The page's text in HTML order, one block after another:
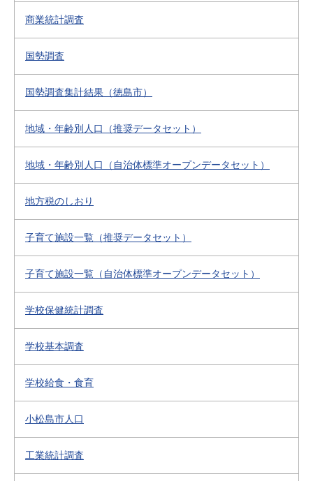
商業統計調査
国勢調査
国勢調査集計結果（徳島市）
地域・年齢別人口（推奨データセット）
地域・年齢別人口（自治体標準オープンデータセット）
地方税のしおり
子育て施設一覧（推奨データセット）
子育て施設一覧（自治体標準オープンデータセット）
学校保健統計調査
学校基本調査
学校給食・食育
小松島市人口
工業統計調査